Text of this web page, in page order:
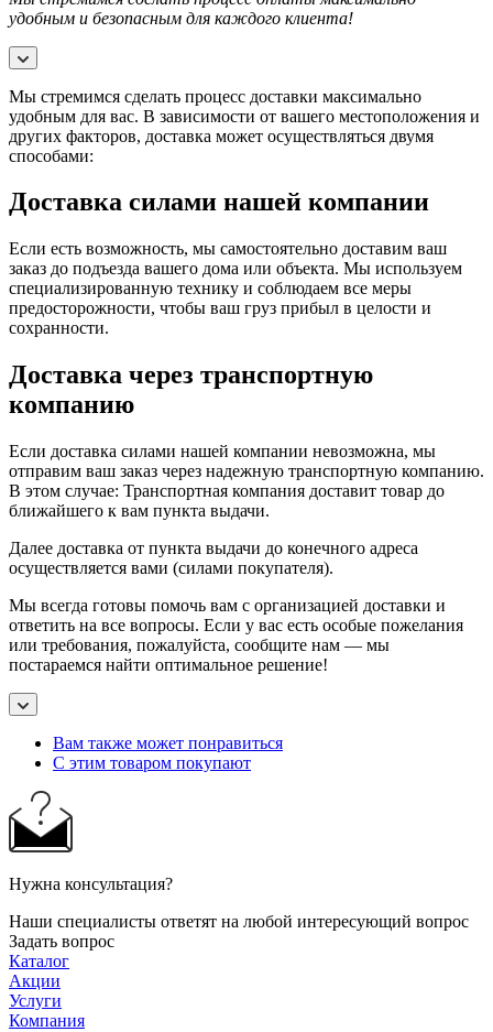
удобным и безопасным для каждого клиента!
Мы стремимся сделать процесс доставки максимально
удобным для вас. В зависимости от вашего местоположения и
других факторов, доставка может осуществляться двумя
способами:
Доставка силами нашей компании
Если есть возможность, мы самостоятельно доставим ваш
заказ до подъезда вашего дома или объекта. Мы используем
специализированную технику и соблюдаем все меры
предосторожности, чтобы ваш груз прибыл в целости и
сохранности.
Доставка через транспортную
компанию
Если доставка силами нашей компании невозможна, мы
отправим ваш заказ через надежную транспортную компанию.
В этом случае: Транспортная компания доставит товар до
ближайшего к вам пункта выдачи.
Далее доставка от пункта выдачи до конечного адреса
осуществляется вами (силами покупателя).
Мы всегда готовы помочь вам с организацией доставки и
ответить на все вопросы. Если у вас есть особые пожелания
или требования, пожалуйста, сообщите нам — мы
постараемся найти оптимальное решение!
Вам также может понравиться
С этим товаром покупают
Нужна консультация?
Наши специалисты ответят на любой интересующий вопрос
Задать вопрос
Каталог
Акции
Услуги
Компания